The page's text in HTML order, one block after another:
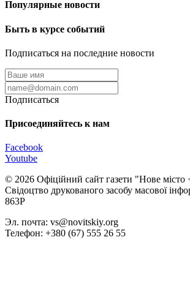
Популярные новости
Быть в курсе событий
Подписаться на последние новости
Подписаться
Присоединяйтесь к нам
Facebook
Youtube
© 2026 Офіційний сайт газети "Нове
Свідоцтво друкованого засобу масової
863Р
Эл. почта: vs@novitskiy.org
Телефон: +380 (67) 555 26 55